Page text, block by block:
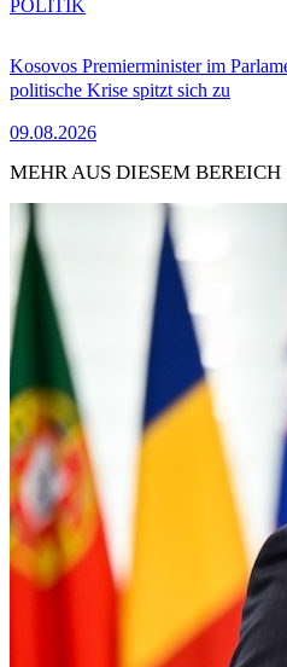
Kosovos Premierminister im
politische Krise spitzt sich zu
09.08.2026
POLITIK
MEHR AUS DIESEM BEREICH